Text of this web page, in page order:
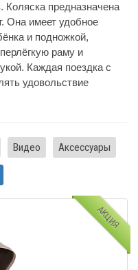
Коляска предназначена
Она имеет удобное
и подножкой,
раму и
Каждая поездка с
удовольствие
Видео Аксессуары
АКЦИЯ